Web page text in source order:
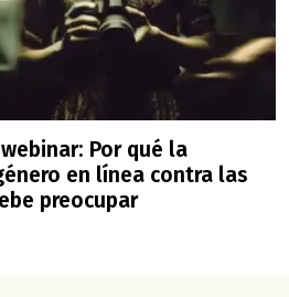
Por qué la
en línea contra las
preocupar